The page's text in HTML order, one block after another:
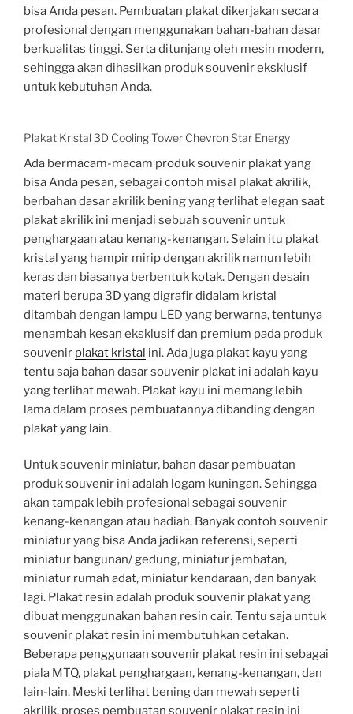
bisa Anda pesan. Pembuatan plakat dikerjakan secara
profesional dengan menggunakan bahan-bahan dasar
berkualitas tinggi. Serta ditunjang oleh mesin modern,
sehingga akan dihasilkan produk souvenir eksklusif
untuk kebutuhan Anda.
Plakat Kristal 3D Cooling Tower Chevron Star Energy
Ada bermacam-macam produk souvenir plakat yang
bisa Anda pesan, sebagai contoh misal plakat akrilik,
berbahan dasar akrilik bening yang terlihat elegan saat
plakat akrilik ini menjadi sebuah souvenir untuk
penghargaan atau kenang-kenangan. Selain itu plakat
kristal yang hampir mirip dengan akrilik namun lebih
keras dan biasanya berbentuk kotak. Dengan desain
materi berupa 3D yang digrafir didalam kristal
ditambah dengan lampu LED yang berwarna, tentunya
menambah kesan eksklusif dan premium pada produk
souvenir plakat kristal ini. Ada juga plakat kayu yang
tentu saja bahan dasar souvenir plakat ini adalah kayu
yang terlihat mewah. Plakat kayu ini memang lebih
lama dalam proses pembuatannya dibanding dengan
plakat yang lain.
Untuk souvenir miniatur, bahan dasar pembuatan
produk souvenir ini adalah logam kuningan. Sehingga
akan tampak lebih profesional sebagai souvenir
kenang-kenangan atau hadiah. Banyak contoh souvenir
miniatur yang bisa Anda jadikan referensi, seperti
miniatur bangunan/ gedung, miniatur jembatan,
miniatur rumah adat, miniatur kendaraan, dan banyak
lagi. Plakat resin adalah produk souvenir plakat yang
dibuat menggunakan bahan resin cair. Tentu saja untuk
souvenir plakat resin ini membutuhkan cetakan.
Beberapa penggunaan souvenir plakat resin ini sebagai
piala MTQ, plakat penghargaan, kenang-kenangan, dan
lain-lain. Meski terlihat bening dan mewah seperti
akrilik, proses pembuatan souvenir plakat resin ini